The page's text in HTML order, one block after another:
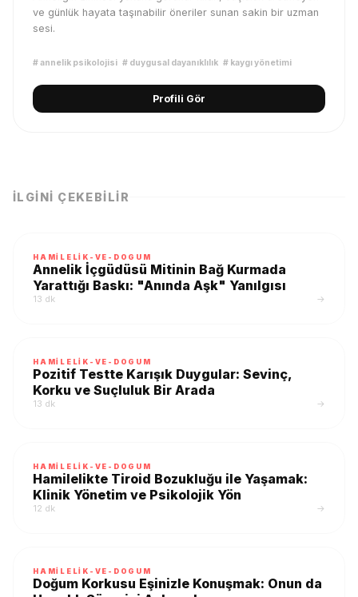
ve günlük hayata taşınabilir öneriler sunan sakin bir uzman
sesi.
#annelik psikolojisi # duygusal dayanıklılık # kaygı yönetimi
Profili Gör
İLGINI ÇEKEBILIR
HAMILELIK-VE-DOGUM
Annelik İçgüdüsü Mitinin Bağ Kurmada
Yarattığı Baskı: "Anında Aşk" Yanılgısı
13 dk →
HAMILELIK-VE-DOGUM
Pozitif Testte Karışık Duygular: Sevinç,
Korku ve Suçluluk Bir Arada
13 dk →
HAMILELIK-VE-DOGUM
Hamilelikte Tiroid Bozukluğu ile Yaşamak:
Klinik Yönetim ve Psikolojik Yön
12 dk →
HAMILELIK-VE-DOGUM
Doğum Korkusu Eşinizle Konuşmak: Onun da